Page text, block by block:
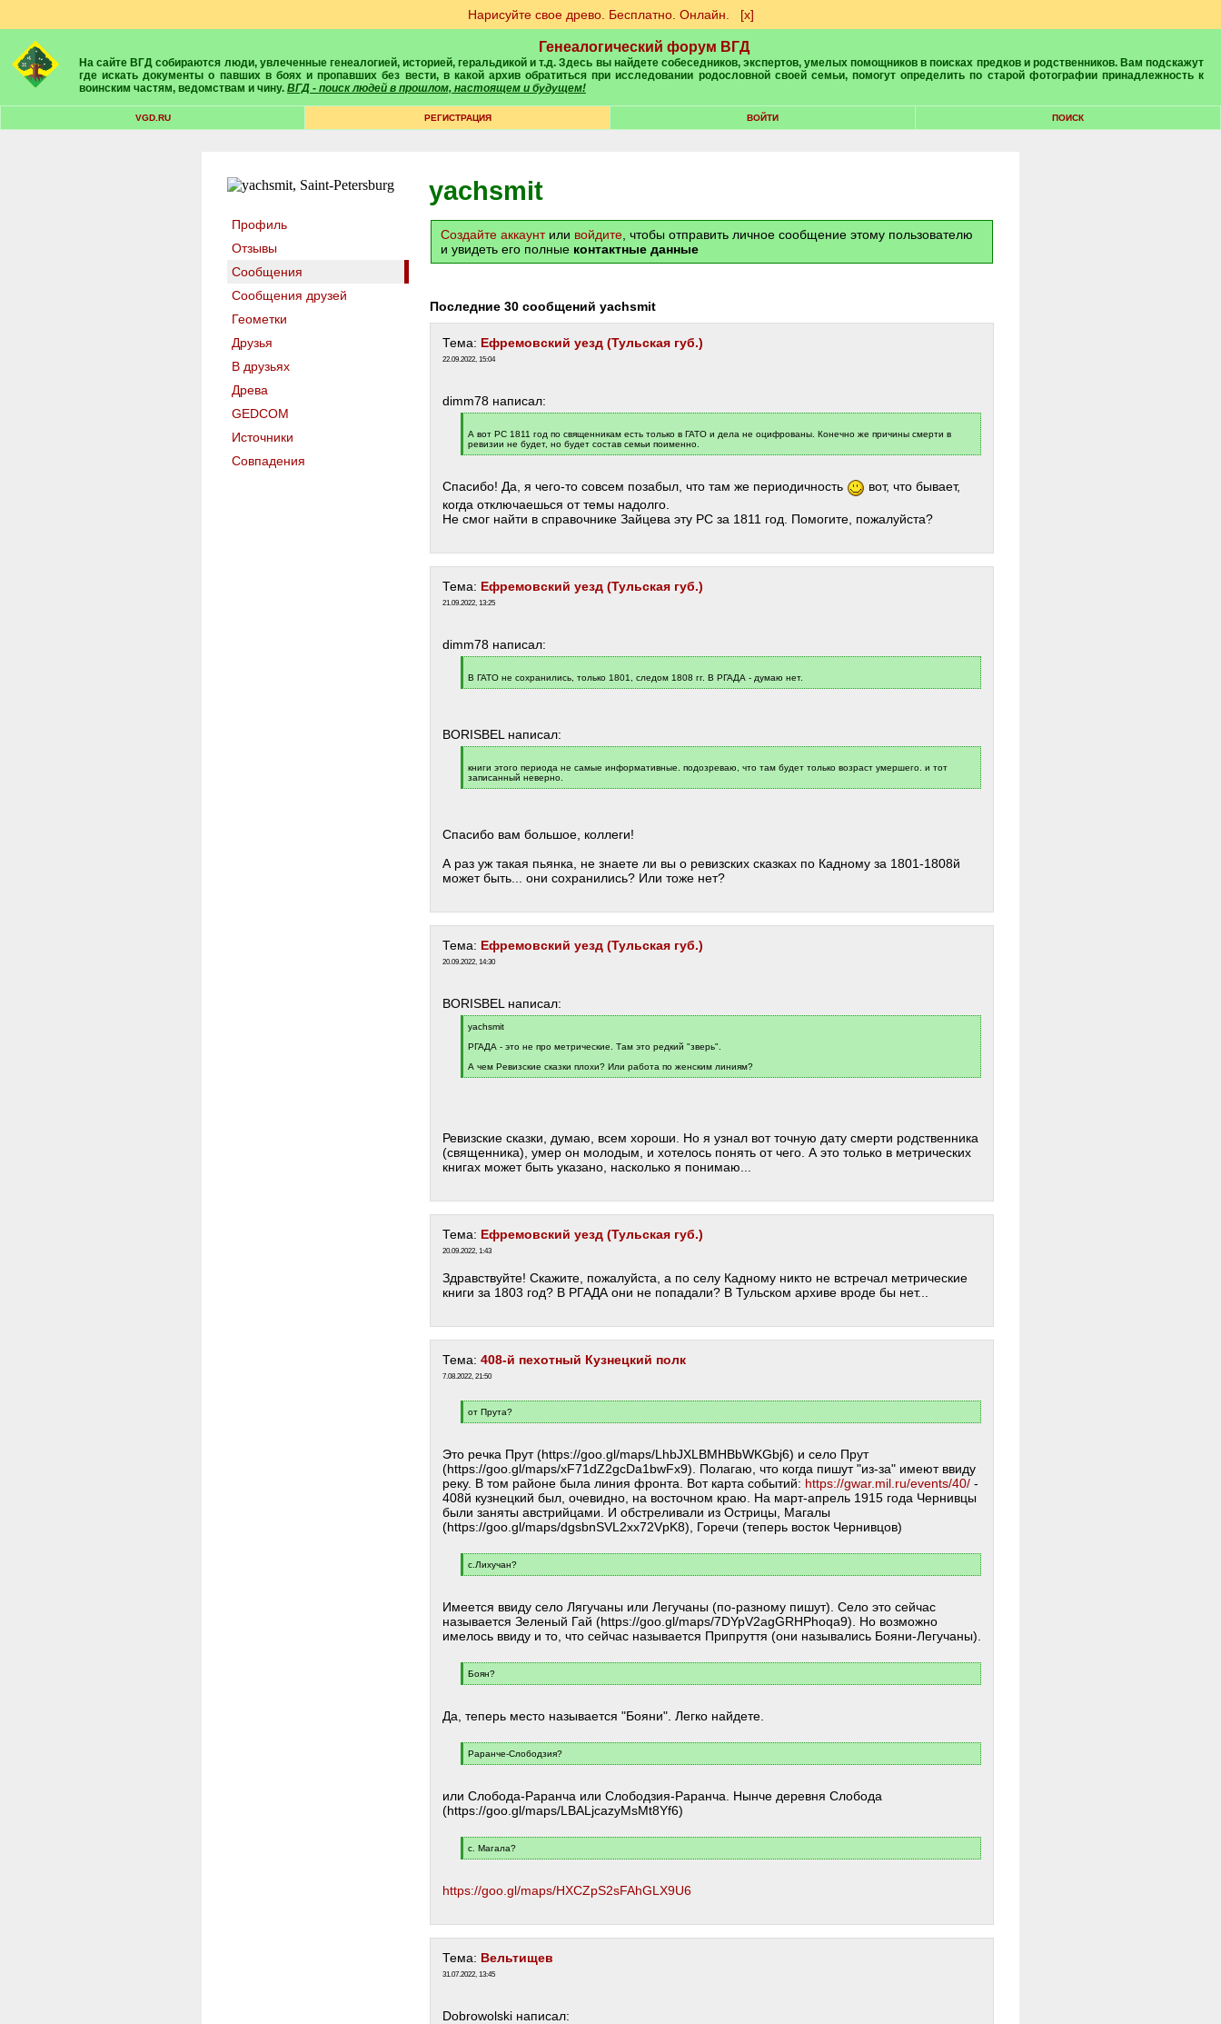
Нарисуйте свое древо. Бесплатно. Онлайн. [х]
Генеалогический форум ВГД
На сайте ВГД собираются люди, увлеченные генеалогией, историей, геральдикой и т.д. Здесь вы найдете собеседников, экспертов, умелых помощников в поисках предков и родственников. Вам подскажут
где искать документы о павших в боях и пропавших без вести, в какой архив обратиться при исследовании родословной своей семьи, помогут определить по старой фотографии принадлежность к
воинским частям, ведомствам и чину. ВГД - поиск людей в прошлом, настоящем и будущем!
VGD.RU РЕГИСТРАЦИЯ ВОЙТИ ПОИСК
Профиль
Отзывы
Сообщения
Сообщения друзей
Геометки
Друзья
В друзьях
Древа
GEDCOM
Источники
Совпадения
yachsmit
Создайте аккаунтили войдите , чтобы отправить личное сообщение этому пользователю
и увидеть его полные контактные данные
Последние 30 сообщений yachsmit
Тема: Ефремовский уезд (Тульская губ.)
22.09.2022, 15:04
dimm78 написал:
q
]
А вот РС 1811 год по священникам есть только в ГАТО и дела не оцифрованы. Конечно же причины смерти в
ревизии не будет, но будет состав семьи поименно.
[
]
Спасибо! Да, я чего-то совсем позабыл, что там же периодичность
вот, что бывает,
когда отключаешься от темы надолго.
Не смог найти в справочнике Зайцева эту РС за 1811 год. Помогите, пожалуйста?
Тема: Ефремовский уезд (Тульская губ.)
21.09.2022, 13:25
dimm78 написал:
q
]
В ГАТО не сохранились, только 1801, следом 1808 гг. В РГАДА - думаю нет.
[
BORISBEL написал:
q
]
книги этого периода не самые информативные. подозреваю, что там будет только возраст умершего. и тот
записанный неверно.
[
Спасибо вам большое, коллеги!
А раз уж такая пьянка, не знаете ли вы о ревизских сказках по Кадному за 1801-1808й
может быть... они сохранились? Или тоже нет?
Тема: Ефремовский уезд (Тульская губ.)
20.09.2022, 14:30
BORISBEL написал:
[
]
yachsmit
РГАДА - это не про метрические. Там это редкий "зверь".
А чем Ревизские сказки плохи? Или работа по женским линиям?
[
Ревизские сказки, думаю, всем хороши. Но я узнал вот точную дату смерти родственника
(священника), умер он молодым, и хотелось понять от чего. А это только в метрических
книгах может быть указано, насколько я понимаю...
Тема: Ефремовский уезд (Тульская губ.)
20.09.2022, 1:43
Здравствуйте! Скажите, пожалуйста, а по селу Кадному никто не встречал метрические
книги за 1803 год? В РГАДА они не попадали? В Тульском архиве вроде бы нет...
Тема: 408-й пехотный Кузнецкий полк
7.08.2022, 21:50
[
q
от Прута?
[
]
Это речка Прут (https://goo.gl/maps/LhbJXLBMHBbWKGbj6) и село Прут
(https://goo.gl/maps/xF71dZ2gcDa1bwFx9). Полагаю, что когда пишут "из-за" имеют ввиду
реку. В том районе была линия фронта. Вот карта событий: https://gwar.mil.ru/events/40/ -
408й кузнецкий был, очевидно, на восточном краю. На март-апрель 1915 года Чернивцы
были заняты австрийцами. И обстреливали из Острицы, Магалы
(https://goo.gl/maps/dgsbnSVL2xx72VpK8), Горечи (теперь восток Чернивцов)
[
q
с.Лихучан?
[
]
Имеется ввиду село Лягучаны или Легучаны (по-разному пишут). Село это сейчас
называется Зеленый Гай (https://goo.gl/maps/7DYpV2agGRHPhoqa9). Но возможно
имелось ввиду и то, что сейчас называется Припруття (они назывались Бояни-Легучаны).
[
q
Боян?
[
]
Да, теперь место называется "Бояни". Легко найдете.
[
q
Раранче-Слободзия?
[
]
или Слобода-Раранча или Слободзия-Раранча. Нынче деревня Слобода
(https://goo.gl/maps/LBALjcazyMsMt8Yf6)
[
q
с. Магала?
[
]
https://goo.gl/maps/HXCZpS2sFAhGLX9U6
Тема: Вельтищев
31.07.2022, 13:45
Dobrowolski написал: